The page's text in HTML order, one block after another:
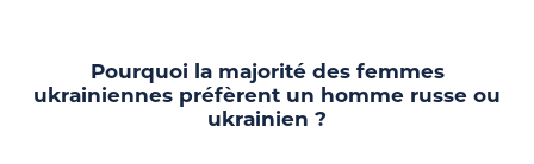
Pourquoi la majorité des femmes
ukrainiennes préfèrent un homme russe ou
ukrainien ?